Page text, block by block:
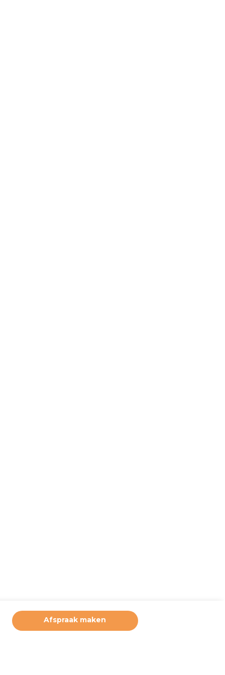
Afspraak maken